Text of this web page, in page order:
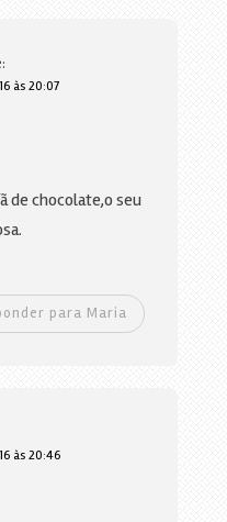
às 20:07
de chocolate,o seu
para Maria
às 20:46